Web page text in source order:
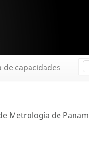
de capacidades
de